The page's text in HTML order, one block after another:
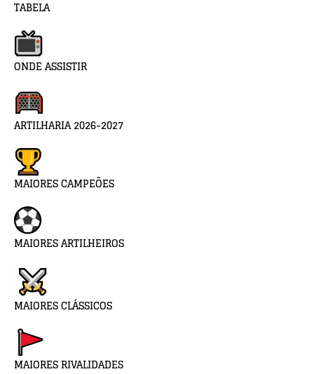
TABELA
ONDE ASSISTIR
ARTILHARIA 2026-2027
MAIORES CAMPEÕES
MAIORES ARTILHEIROS
MAIORES CLÁSSICOS
MAIORES RIVALIDADES